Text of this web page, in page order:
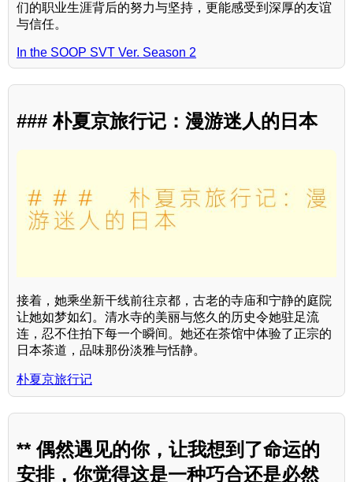
们的职业生涯背后的努力与坚持，更能感受到深厚的友谊
与信任。
In the SOOP SVT Ver. Season 2
### 朴夏京旅行记：漫游迷人的日本
接着，她乘坐新干线前往京都，古老的寺庙和宁静的庭院
让她如梦如幻。清水寺的美丽与悠久的历史令她驻足流
连，忍不住拍下每一个瞬间。她还在茶馆中体验了正宗的
日本茶道，品味那份淡雅与恬静。
朴夏京旅行记
** 偶然遇见的你，让我想到了命运的
安排，你觉得这是一种巧合还是必然